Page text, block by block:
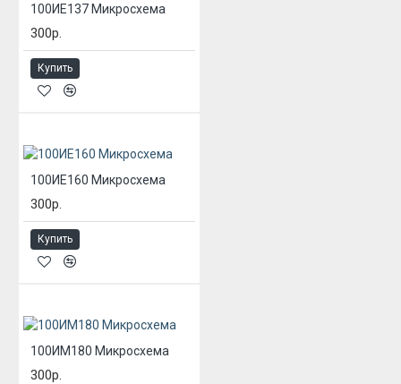
100ИЕ137 Микросхема
300р.
Купить
100ИЕ160 Микросхема
300р.
Купить
100ИМ180 Микросхема
300р.